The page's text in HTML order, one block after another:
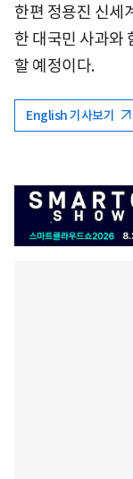
한편 정용진 신세
한 대국민 사과와
할 예정이다.
English 기사보기